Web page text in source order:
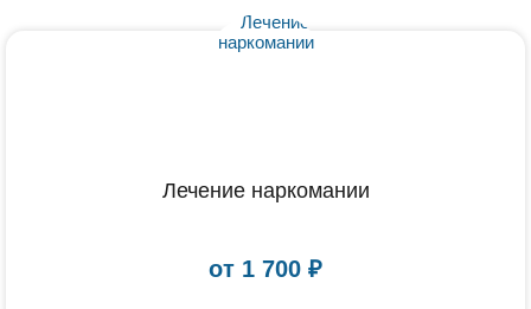
Лечение наркомании
от 1 700 ₽